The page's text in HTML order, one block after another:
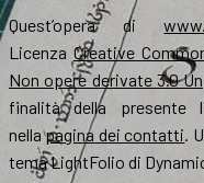
Quest’opera di
Licenza Creative
Non opere derivate 3.0
finalità della presente
nellapagina dei contatti.
tema LightFolio di